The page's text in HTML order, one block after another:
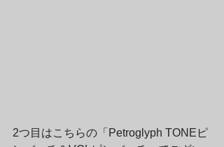
2つ目はこちらの「Petroglyph TONEピ